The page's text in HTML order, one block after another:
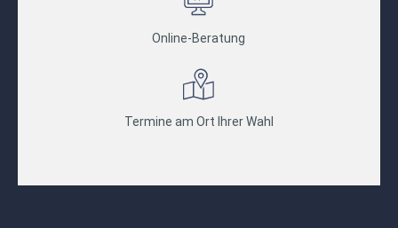
Online-Beratung
Termine am Ort Ihrer Wahl